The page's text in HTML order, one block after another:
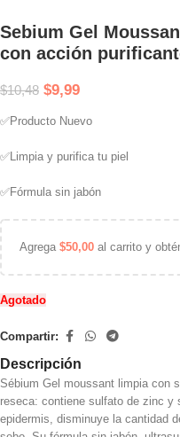
Sebium Gel
con acción
$10,48 $9,99
✅Producto Nuevo
✅Limpia y purifica tu piel
✅Fórmula sin jabón
Agrega $50,00 al carrito y
Agotado
Compartir:
Descripción
Sébium Gel moussant limpia con
reseca: contiene sulfato de zinc y
epidermis, disminuye la cantidad